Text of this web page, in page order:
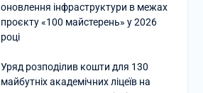
оновлення інфраструктури в межах
проєкту «100 майстерень» у 2026
році
Уряд розподілив кошти для 130
майбутніх академічних ліцеїв на